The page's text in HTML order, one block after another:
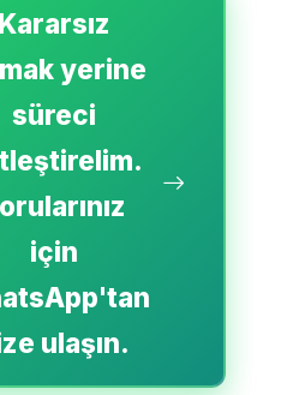
Kararsız
yerine
süreci
için
ulaşın.